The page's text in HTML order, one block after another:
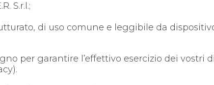
S.r.l.;
di uso comune e leggibile da
per garantire l’effettivo esercizio dei vostri